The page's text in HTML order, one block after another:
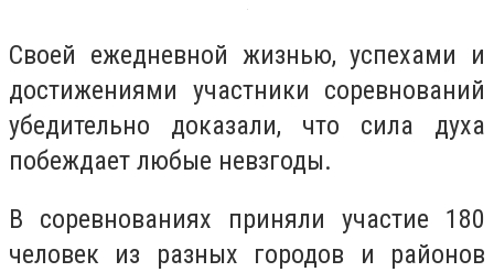
Своей ежедневной жизнью, успехами и
достижениями участники соревнований
убедительно доказали, что сила духа
побеждает любые невзгоды.
В соревнованиях приняли участие 180
человек из разных городов и районов